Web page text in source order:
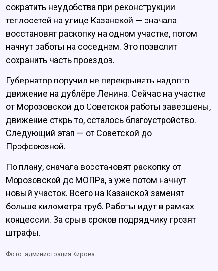
сократить неудобства при реконструкции
теплосетей на улице Казанской — сначала
восстановят раскопку на одном участке, потом
начнут работы на соседнем. Это позволит
сохранить часть проездов.
Губернатор поручил не перекрывать надолго
движение на дублёре Ленина. Сейчас на участке
от Морозовской до Советской работы завершены,
движение открыто, осталось благоустройство.
Следующий этап — от Советской до
Профсоюзной.
По плану, сначала восстановят раскопку от
Морозовской до МОПРа, а уже потом начнут
новый участок. Всего на Казанской заменят
больше километра труб. Работы идут в рамках
концессии. За срыв сроков подрядчику грозят
штрафы.
Фото: администрация Кирова